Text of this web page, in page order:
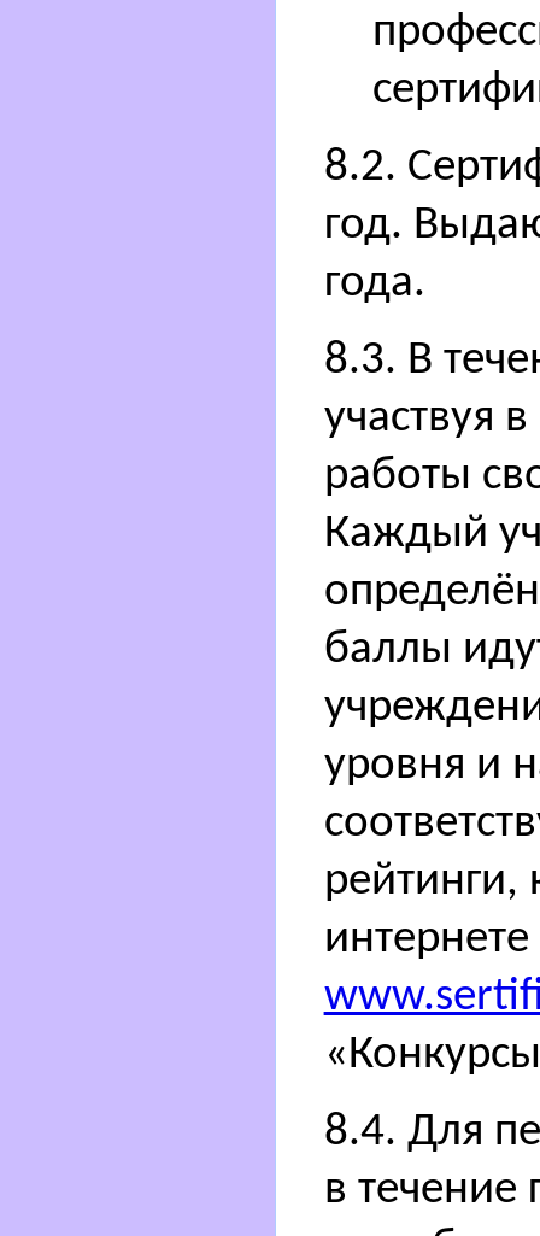
8.2.
год.
года.
8.3. В
участвуя
работы
Каждый
баллы
уровня и
рейтинги,
8.4. Для
в течение